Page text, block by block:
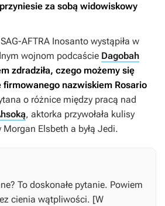
za sobą widowiskowy
AFTRA Inosanto wystąpiła w
wojnom podcaście Dagobah
zdradziła, czego możemy się
nazwiskiem Rosario
o różnice między pracą nad
, aktorka przywołała kulisy
Elsbeth a byłą Jedi.
To doskonałe pytanie. Powiem
cienia wątpliwości. [W